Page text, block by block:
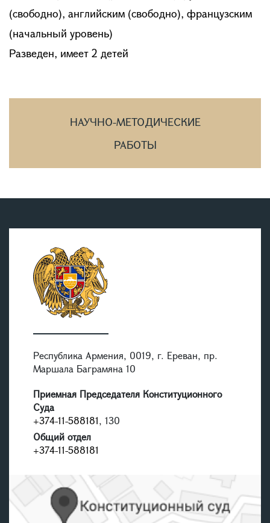
(свободно), английским (свободно), французским
(начальный уровень)
Разведен, имеет 2 детей
НАУЧНО-МЕТОДИЧЕСКИЕ
РАБОТЫ
Республика Армения, 0019, г. Ереван, пр.
Маршала Баграмяна 10
Приемная Председателя Конституционного
Суда
+374-11-588181, 130
Общий отдел
+374-11-588181